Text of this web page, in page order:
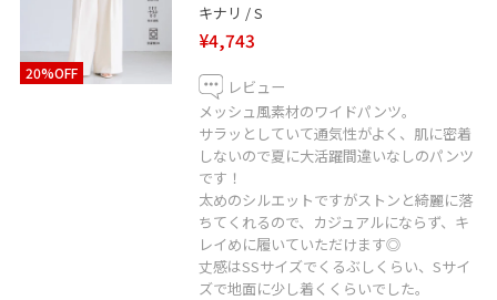
20%OFF
キナリ / S
¥4,743
レビュー
メッシュ風素材のワイドパンツ。
サラッとしていて通気性がよく、肌に密着
しないので夏に大活躍間違いなしのパンツ
です！
太めのシルエットですがストンと綺麗に落
ちてくれるので、カジュアルにならず、キ
レイめに履いていただけます◎
丈感はSSサイズでくるぶしくらい、Sサイ
ズで地面に少し着くくらいでした。